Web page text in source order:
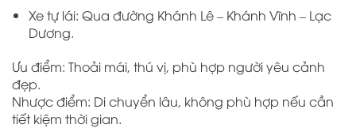
Xe tự lái: Qua đường Khánh Lê – Khánh Vĩnh – Lạc
Dương.
Ưu điểm: Thoải mái, thú vị, phù hợp người yêu cảnh
đẹp.
Nhược điểm: Di chuyển lâu, không phù hợp nếu cần
tiết kiệm thời gian.